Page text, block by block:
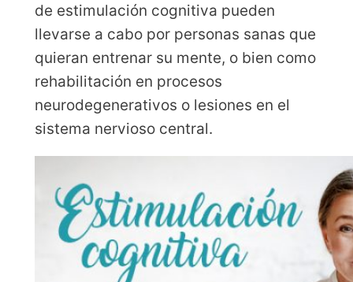
de estimulación cognitiva pueden
llevarse a cabo por personas sanas que
quieran entrenar su mente, o bien como
rehabilitación en procesos
neurodegenerativos o lesiones en el
sistema nervioso central.